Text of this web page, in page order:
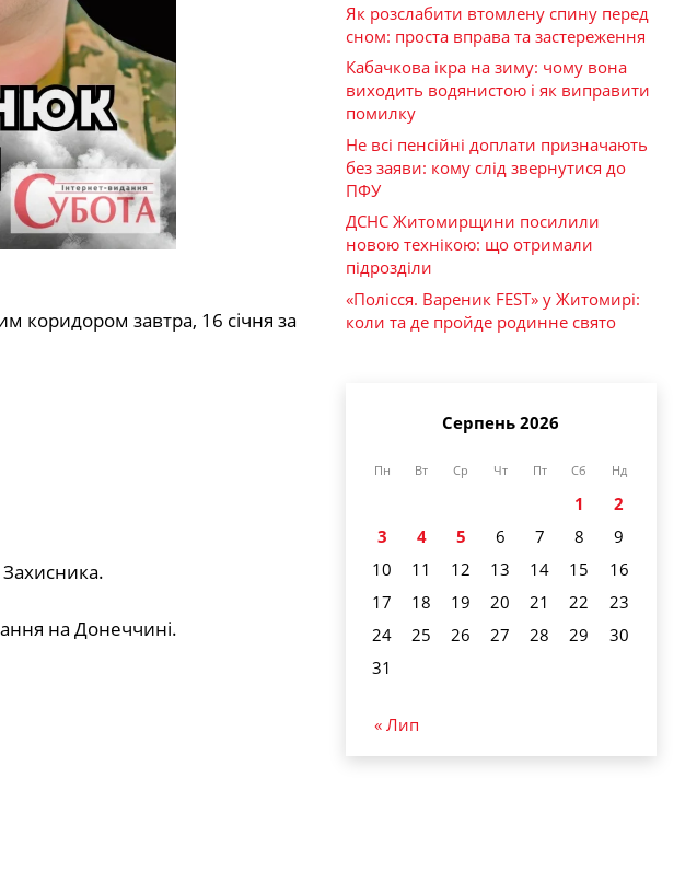
коридором завтра, 16 січня за
на Донеччині.
Як розслабити втомлену спину перед
сном: проста вправа та застереження
Кабачкова ікра на зиму: чому вона
виходить водянистою і як виправити
помилку
Не всі пенсійні доплати призначають
без заяви: кому слід звернутися до
ПФУ
ДСНС Житомирщини посилили
новою технікою: що отримали
підрозділи
«Полісся. Вареник FEST» у Житомирі:
коли та де пройде родинне свято
Серпень 2026
Пн Вт Ср Чт Пт Сб Нд
1
2
3
4 5 6 7 8
9
10
11 12 13 14 15
16
17
18 19 20 21 22
23
24
25 26 27 28 29
30
31
« Лип